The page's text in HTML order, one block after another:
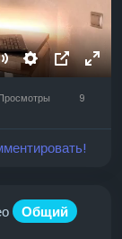
MuteSettings
профиля
9
Общий